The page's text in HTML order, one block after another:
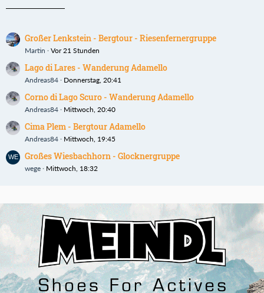
Großer Lenkstein - Bergtour - Riesenfernergruppe
Martin Vor 21 Stunden
Lago di Lares - Wanderung Adamello
Andreas84 Donnerstag, 20:41
Corno di Lago Scuro - Wanderung Adamello
Andreas84 Mittwoch, 20:40
Cima Plem - Bergtour Adamello
Andreas84 Mittwoch, 19:45
Großes Wiesbachhorn - Glocknergruppe
wege Mittwoch, 18:32